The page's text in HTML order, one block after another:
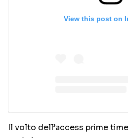
View this post on
Il volto dell’access prime